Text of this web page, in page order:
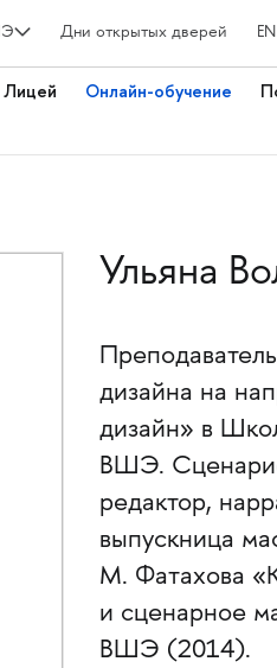
Дни открытых дверей EN
Лицей Онлайн-обучение
Ульяна
дизайна на
дизайн» в
ВШЭ.
редактор,
выпускница
М. Фатахова
и сценарное
ВШЭ (2014).